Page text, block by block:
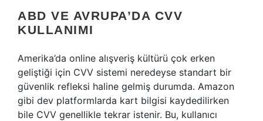
ABD VE AVRUPA’DA CVV
KULLANIMI
Amerika’da online alışveriş kültürü çok erken
geliştiği için CVV sistemi neredeyse standart bir
güvenlik refleksi haline gelmiş durumda. Amazon
gibi dev platformlarda kart bilgisi kaydedilirken
bile CVV genellikle tekrar istenir. Bu, kullanıcı